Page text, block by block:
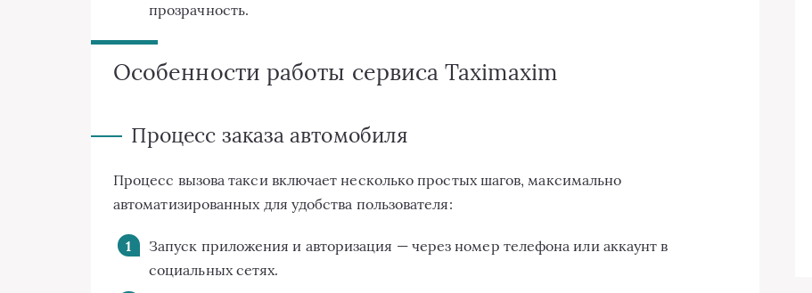
прозрачность.
Особенности работы сервиса Taximaxim
Процесс заказа автомобиля
Процесс вызова такси включает несколько простых шагов, максимально
автоматизированных для удобства пользователя:
Запуск приложения и авторизация — через номер телефона или аккаунт в
социальных сетях.